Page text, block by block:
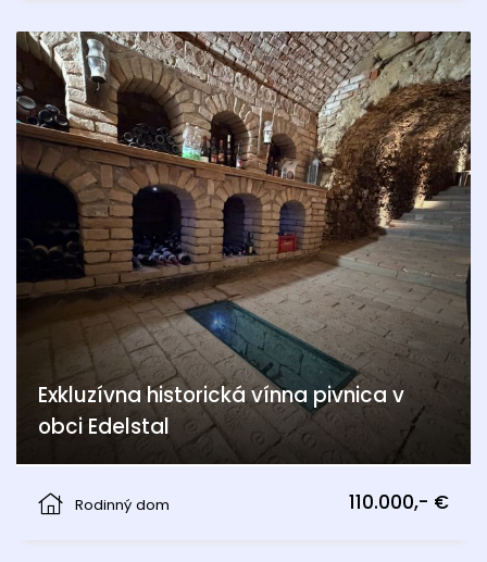
Exkluzívna historická vínna pivnica v
obci Edelstal
Rodinný dom
110.000,- €